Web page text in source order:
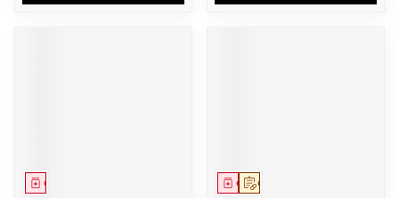
Geneesmiddel Op voorschrift
Geneesmiddel